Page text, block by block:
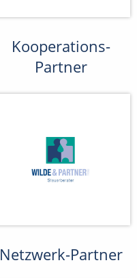
Kooperations-
Partner
Netzwerk-Partner